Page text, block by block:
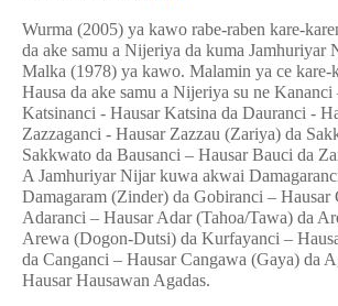
Wurma (2005) ya kawo rabe-raben kare-
da ake samu a Nijeriya da kuma Jamhuriyar
Malka (1978) ya kawo. Malamin ya ce kare-
Hausa da ake samu a Nijeriya su ne
Katsinanci - Hausar Katsina da Dauranci -
Zazzaganci - Hausar Zazzau (Zariya) da
Sakkwato da Bausanci – Hausar Bauci da
A Jamhuriyar Nijar kuwa akwai
Damagaram (Zinder) da Gobiranci – Hausar
Adaranci – Hausar Adar (Tahoa/Tawa) da
Arewa (Dogon-Dutsi) da Kurfayanci –
da Canganci – Hausar Cangawa (Gaya) da
Hausar Hausawan Agadas.